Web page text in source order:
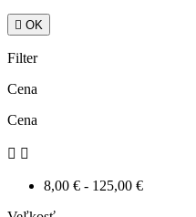
 OK
Filter
Cena
Cena
 
8,00 € - 125,00 €